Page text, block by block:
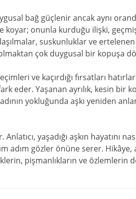
bağ güçlenir ancak aynı
koyar; onunla kurduğu ilişki,
suskunluklar ve ertelenen
çok duygusal bir kopuşa
ve kaçırdığı fırsatları
fark eder. Yaşanan ayrılık, kesin
yokluğunda aşkı yeniden
yaşadığı aşkın hayatını
adım gözler önüne serer.
pişmanlıkların ve özlemlerin